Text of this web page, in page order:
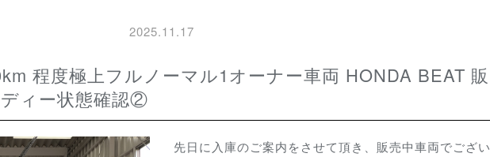
2025.11.17
ィー状態確認②
先日に入庫のご案内をさせて頂き、販売中車両でござい